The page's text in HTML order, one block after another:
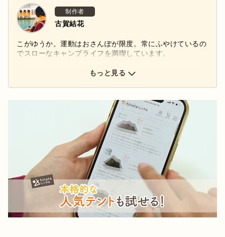
制作者
古賀結花
こがゆうか。運動はおさんぽが限度。常にふやけているの
でスローなキャンプライフを満喫しています。
もっと見る